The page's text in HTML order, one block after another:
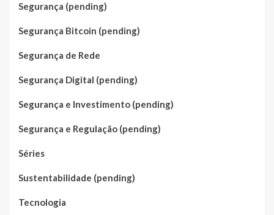
Segurança (pending)
Segurança Bitcoin (pending)
Segurança de Rede
Segurança Digital (pending)
Segurança e Investimento (pending)
Segurança e Regulação (pending)
Séries
Sustentabilidade (pending)
Tecnologia